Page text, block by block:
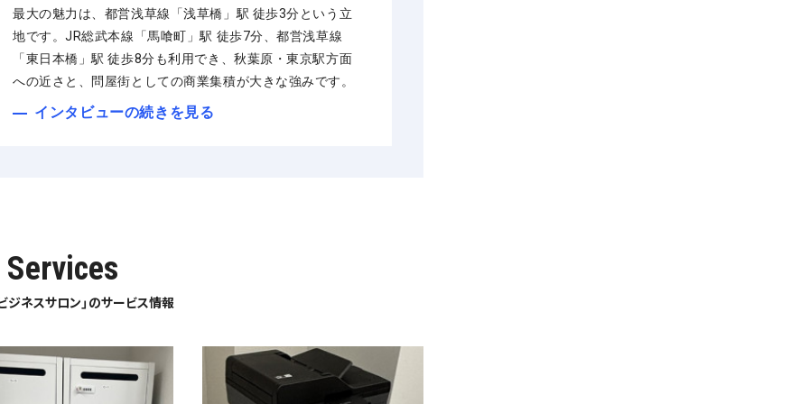
最大の魅力は、都営浅草線「浅草橋」駅 徒歩3分という立
地です。JR総武本線「馬喰町」駅 徒歩7分、都営浅草線
「東日本橋」駅 徒歩8分も利用でき、秋葉原・東京駅方面
への近さと、問屋街としての商業集積が大きな強みです。
インタビューの続きを見る
Services
ジネスサロン」のサービス情報